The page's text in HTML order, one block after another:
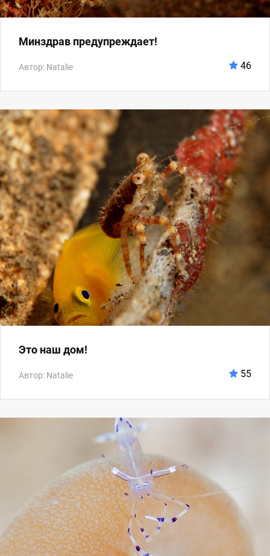
Минздрав предупреждает!
Автор: Natalie 46
Это наш дом!
Автор: Natalie 55